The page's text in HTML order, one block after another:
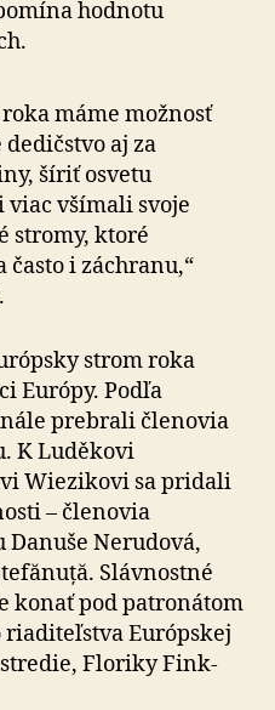
hodnotu
máme možnosť
aj za
šíriť osvetu
viac všímali svoje
stromy, ktoré
často i záchranu,“
strom roka
Európy. Podľa
prebrali členovia
K Luděkovi
Wiezikovi sa pridali
– členovia
Nerudová,
Slávnostné
konať pod patronátom
Európskej
Floriky Fink-